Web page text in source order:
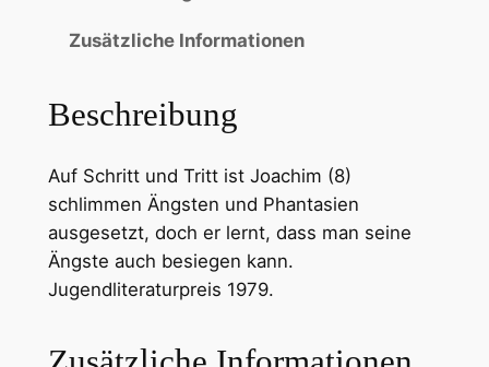
Zusätzliche Informationen
Beschreibung
Auf Schritt und Tritt ist Joachim (8)
schlimmen Ängsten und Phantasien
ausgesetzt, doch er lernt, dass man seine
Ängste auch besiegen kann.
Jugendliteraturpreis 1979.